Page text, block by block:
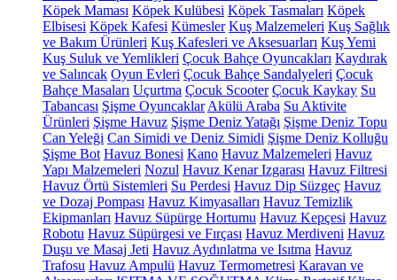
Köpek Maması Köpek Kulübesi Köpek Tasmaları Köpek
Elbisesi Köpek Kafesi Kümesler Kuş Malzemeleri Kuş Sağlık
ve Bakım Ürünleri Kuş Kafesleri ve Aksesuarları Kuş Yemi
Kuş Suluk ve Yemlikleri Çocuk Bahçe Oyuncakları Kaydırak
ve Salıncak Oyun Evleri Çocuk Bahçe Sandalyeleri Çocuk
Bahçe Masaları Uçurtma Çocuk Scooter Çocuk Kaykay Su
Tabancası Şişme Oyuncaklar Akülü Araba Su Aktivite
Ürünleri Şişme Havuz Şişme Deniz Yatağı Şişme Deniz Topu
Can Yeleği Can Simidi ve Deniz Simidi Şişme Deniz Kolluğu
Şişme Bot Havuz Bonesi Kano Havuz Malzemeleri Havuz
Yapı Malzemeleri Nozul Havuz Kenar Izgarası Havuz Filtresi
Havuz Örtü Sistemleri Su Perdesi Havuz Dip Süzgeç Havuz
ve Dozaj Pompası Havuz Kimyasalları Havuz Temizlik
Ekipmanları Havuz Süpürge Hortumu Havuz Kepçesi Havuz
Robotu Havuz Süpürgesi ve Fırçası Havuz Merdiveni Havuz
Duşu ve Masaj Jeti Havuz Aydınlatma ve Isıtma Havuz
Trafosu Havuz Ampulü Havuz Termometresi Karavan ve